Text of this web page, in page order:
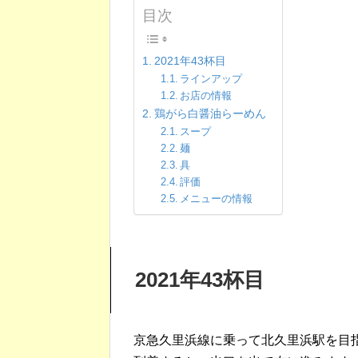
目次
2021年43杯目
ラインアップ
お店の情報
鶏がら白醤油らーめん
スープ
麺
具
評価
メニューの情報
2021年43杯目
京急久里浜線に乗って北久里浜駅を目